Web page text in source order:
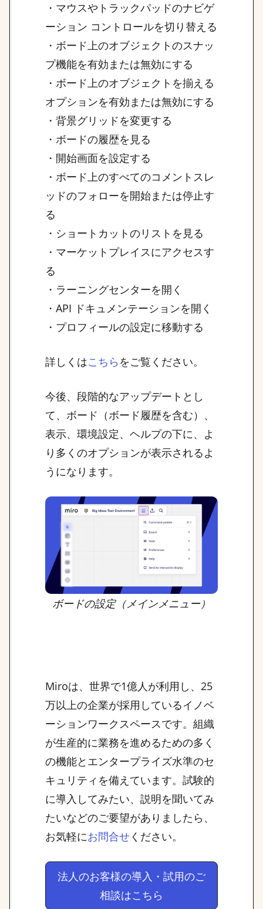
・マウスやトラックパッドのナビゲ
ーション コントロールを切り替える
・ボード上のオブジェクトのスナッ
プ機能を有効または無効にする
・ボード上のオブジェクトを揃える
オプションを有効または無効にする
・背景グリッドを変更する
・ボードの履歴を見る
・開始画面を設定する
・ボード上のすべてのコメントスレ
ッドのフォローを開始または停止す
る
・ショートカットのリストを見る
・マーケットプレイスにアクセスす
る
・ラーニングセンターを開く
・API ドキュメンテーションを開く
・プロフィールの設定に移動する
詳しくはこちら をご覧ください。
今後、段階的なアップデートとし
て、ボード（ボード履歴を含む）、
表示、環境設定、ヘルプの下に、よ
り多くのオプションが表示されるよ
うになります。
ボードの設定（メインメニュー）
Miroは、世界で1億人が利用し、25
万以上の企業が採用しているイノベ
ーションワークスペースです。組織
が生産的に業務を進めるための多く
の機能とエンタープライズ水準のセ
キュリティを備えています。試験的
に導入してみたい、説明を聞いてみ
たいなどのご要望がありましたら、
お気軽にお問合せください。
法人のお客様の導入・試用のご
相談はこちら